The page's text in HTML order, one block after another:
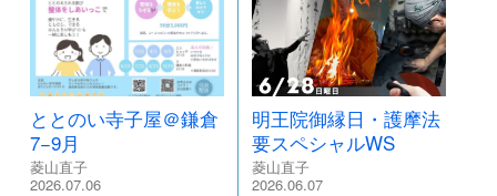
ととのい寺子屋＠鎌倉
7−9月
菱山直子
2026.07.06
明王院御縁日・護摩法
要スペシャルWS
菱山直子
2026.06.07